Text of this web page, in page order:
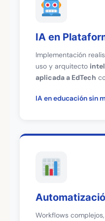
IA en
Implementación
uso y arquitecto
aplicada a EdTech
IA en educación sin
Workflows